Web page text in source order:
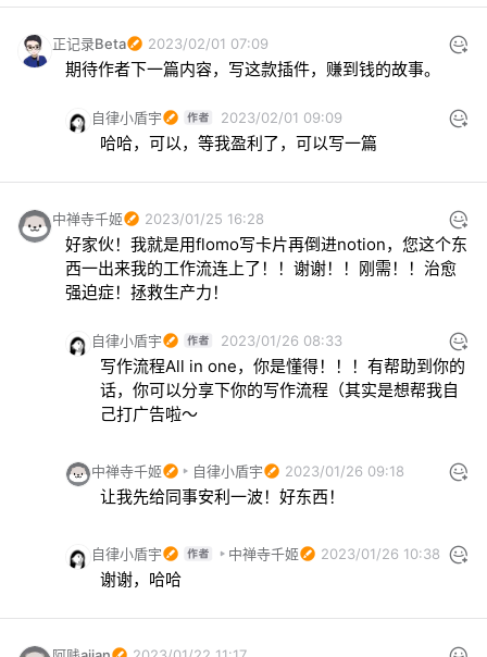
正记录Beta 2023/02/01 07:09
期待作者下一篇内容，写这款插件，赚到钱的故事。
自律小盾宇 2023/02/01 09:09
哈哈，可以，等我盈利了，可以写一篇
中禅寺千姬 2023/01/25 16:28
好家伙！我就是用flomo写卡片再倒进notion，您这个东
西一出来我的工作流连上了！！谢谢！！刚需！！治愈
强迫症！拯救生产力！
自律小盾宇 2023/01/26 08:33
写作流程All in one，你是懂得！！！有帮助到你的
话，你可以分享下你的写作流程（其实是想帮我自
己打广告啦～
中禅寺千姬 自律小盾宇 2023/01/26 09:18
让我先给同事安利一波！好东西！
自律小盾宇 中禅寺千姬 2023/01/26 10:38
谢谢，哈哈